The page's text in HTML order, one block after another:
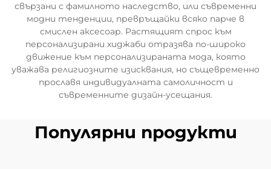
свързани с фамилното наследство, или съвременни
модни тенденции, превръщайки всяко парче в
смислен аксесоар. Растящият спрос към
персонализирани хиджаби отразява по-широко
движение към персонализираната мода, която
уважава религиозните изисквания, но същевременно
прославя индивидуалната самоличност и
съвременните дизайн-усещания.
Популярни продукти